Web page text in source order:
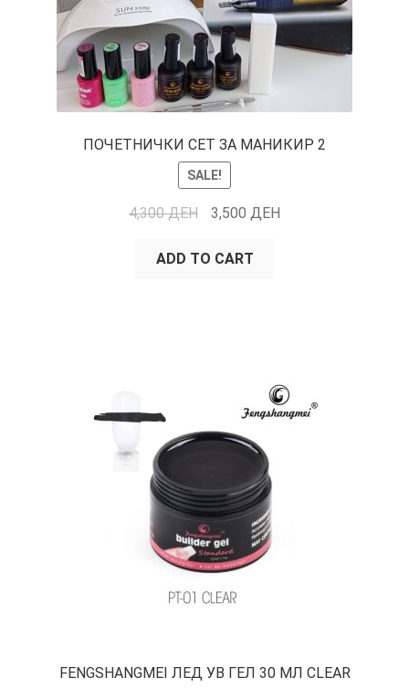
ПОЧЕТНИЧКИ СЕТ ЗА МАНИКИР 2
SALE!
4,300ДЕН 3,500 ДЕН
ADD TO CART
FENGSHANGMEI ЛЕД УВ ГЕЛ 30 МЛ CLEAR